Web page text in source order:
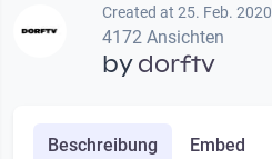
Created at 25. Feb. 2020
4172 Ansichten
bydorftv
Beschreibung Embed